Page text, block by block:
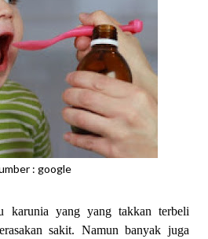
: google
karunia yang yang takkan terbeli
sakit. Namun banyak juga